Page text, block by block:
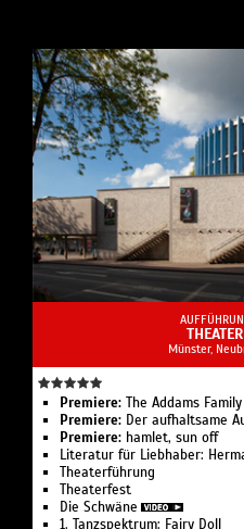
Münster,
Premiere: The Addams Family
Premiere: Der aufhaltsame
Premiere: hamlet, sun off
Literatur für Liebhaber:
Theaterführung
Theaterfest
Die Schwäne
1. Tanzspektrum: Fairy Doll